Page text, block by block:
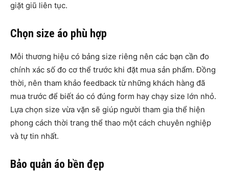
giặt giũ liên tục.
Chọn size áo phù hợp
Mỗi thương hiệu có bảng size riêng nên các bạn cần đo
chính xác số đo cơ thể trước khi đặt mua sản phẩm. Đồng
thời, nên tham khảo feedback từ những khách hàng đã
mua trước để biết áo có đúng form hay chạy size lớn nhỏ.
Lựa chọn size vừa vặn sẽ giúp người tham gia thể hiện
phong cách thời trang thể thao một cách chuyên nghiệp
và tự tin nhất.
Bảo quản áo bền đẹp